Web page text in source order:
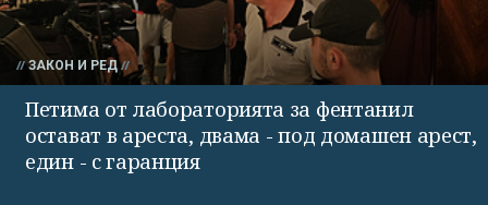
ЗАКОН И РЕД
Петима от лабораторията за фентанил
остават в ареста, двама - под домашен арест,
един - с гаранция